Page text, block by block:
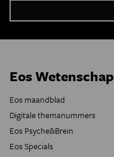
Eos Wetenschap
Eos maandblad
Digitale themanummers
Eos Psyche&Brein
Eos Specials